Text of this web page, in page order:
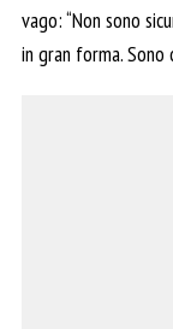
vago: “Non sono
in gran forma.